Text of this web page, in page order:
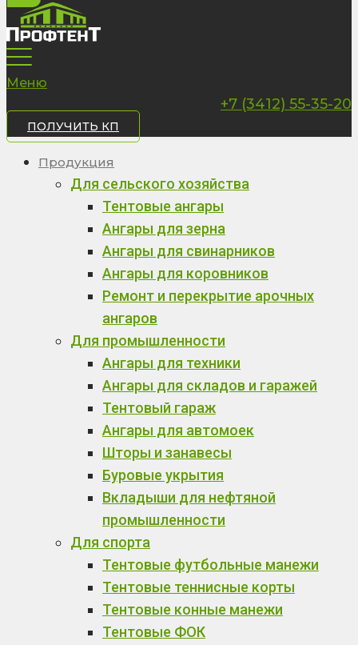
Меню
+7 (3412) 55-35-20
ПОЛУЧИТЬ КП
Продукция
Для сельского хозяйства
Тентовые ангары
Ангары для зерна
Ангары для свинарников
Ангары для коровников
Ремонт и перекрытие арочных
ангаров
Для промышленности
Ангары для техники
Ангары для складов и гаражей
Тентовый гараж
Ангары для автомоек
Шторы и занавесы
Буровые укрытия
Вкладыши для нефтяной
промышленности
Для спорта
Тентовые футбольные манежи
Тентовые теннисные корты
Тентовые конные манежи
Тентовые ФОК